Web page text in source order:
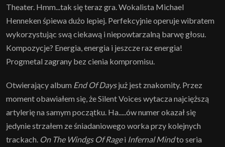
Theater. Hmm...tak się teraz gra. Wokalista Michael
Henneken śpiewa dużo lepiej. Perfekcyjnie operuje wibratem
wykorzystując swą ciekawą i niepowtarzalną barwę głosu.
Kompozycje? Energia, energia i jeszcze raz energia!
Progmetal zagrany bez cienia kompromisu.
Otwierający album End Of Daysjuż jest znakomity. Przez
moment obawiałem się, że Silent Voices wytacza najcięższą
artylerię na samym początku. Ha.....ów numer okazał się
jedynie strzałem ze śniadaniowego worka przy kolejnych
trackach. On The Windgs Of Ragei Infernal Mindto seria